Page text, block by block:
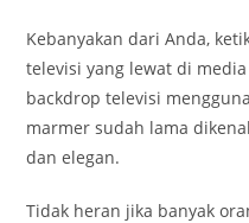
Kebanyakan dari Anda,
televisi yang lewat di
backdrop televisi
marmer sudah lama
dan elegan.
Tidak heran jika banyak